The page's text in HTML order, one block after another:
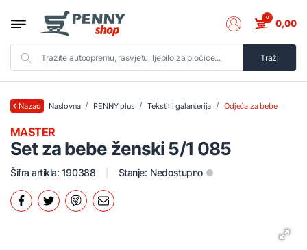
Traži
0 0,00
Nazad Naslovna PENNY plus Tekstil i galanterija Odjeća za bebe
Set za bebe ženski 5/1 085
MASTER
Šifra artikla: 190388 Stanje: Nedostupno